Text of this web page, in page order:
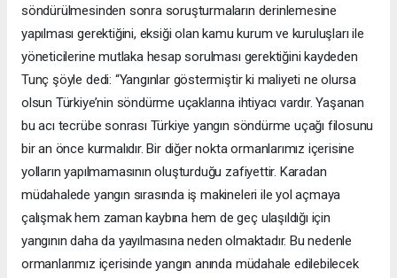
söndürülmesinden sonra soruşturmaların derinlemesine
yapılması gerektiğini, eksiği olan kamu kurum ve kuruluşları ile
yöneticilerine mutlaka hesap sorulması gerektiğini kaydeden
Tunç şöyle dedi: “Yangınlar göstermiştir ki maliyeti ne olursa
olsun Türkiye’nin söndürme uçaklarına ihtiyacı vardır. Yaşanan
bu acı tecrübe sonrası Türkiye yangın söndürme uçağı filosunu
bir an önce kurmalıdır. Bir diğer nokta ormanlarımız içerisine
yolların yapılmamasının oluşturduğu zafiyettir. Karadan
müdahalede yangın sırasında iş makineleri ile yol açmaya
çalışmak hem zaman kaybına hem de geç ulaşıldığı için
yangının daha da yayılmasına neden olmaktadır. Bu nedenle
ormanlarımız içerisinde yangın anında müdahale edilebilecek